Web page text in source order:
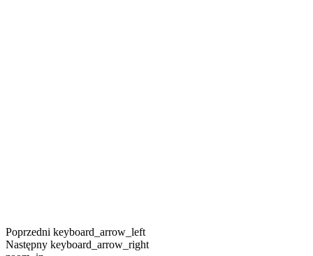
Poprzedni keyboard_arrow_left
Następny keyboard_arrow_right